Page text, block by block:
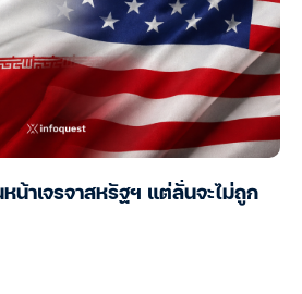
น้าเจรจาสหรัฐฯ แต่ลั่นจะไม่ถูก